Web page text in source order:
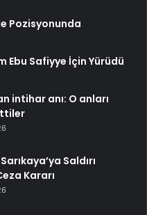
Pozisyonunda
Ebu Safiyye İçin Yürüdü
intihar anı: O anları
Saldırı
Kararı